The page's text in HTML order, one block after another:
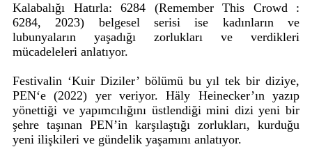
Kalabalığı Hatırla: 6284 (Remember This Crowd :
6284, 2023) belgesel serisi ise kadınların ve
lubunyaların yaşadığı zorlukları ve verdikleri
mücadeleleri anlatıyor.
Festivalin ‘Kuir Diziler’ bölümü bu yıl tek bir diziye,
PEN‘e (2022) yer veriyor. Häly Heinecker’ın yazıp
yönettiği ve yapımcılığını üstlendiği mini dizi yeni bir
şehre taşınan PEN’in karşılaştığı zorlukları, kurduğu
yeni ilişkileri ve gündelik yaşamını anlatıyor.